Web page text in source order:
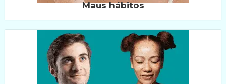
Maus hábitos